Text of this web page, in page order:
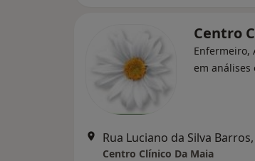
Centro
Enfermeiro,
em análises
Rua Luciano da Silva
Centro Clínico Da Maia